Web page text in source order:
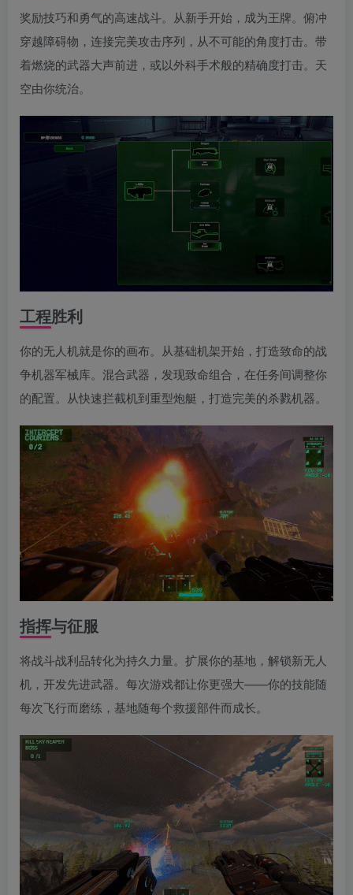
奖励技巧和勇气的高速战斗。从新手开始，成为王牌。俯冲
穿越障碍物，连接完美攻击序列，从不可能的角度打击。带
着燃烧的武器大声前进，或以外科手术般的精确度打击。天
空由你统治。
工程胜利
你的无人机就是你的画布。从基础机架开始，打造致命的战
争机器军械库。混合武器，发现致命组合，在任务间调整你
的配置。从快速拦截机到重型炮艇，打造完美的杀戮机器。
指挥与征服
将战斗战利品转化为持久力量。扩展你的基地，解锁新无人
机，开发先进武器。每次游戏都让你更强大——你的技能随
每次飞行而磨练，基地随每个救援部件而成长。